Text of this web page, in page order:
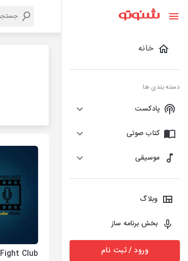
خانه
دسته بندی ها
پادکست
کتاب صوتی
موسیقی
وبلاگ
بخش برنامه ساز
ورود / ثبت نام Fight Club | باشگاه مشت زنی